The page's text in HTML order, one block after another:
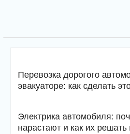
Перевозка дорогого
эвакуаторе: как сделать
Электрика автомобиля:
нарастают и как их решать